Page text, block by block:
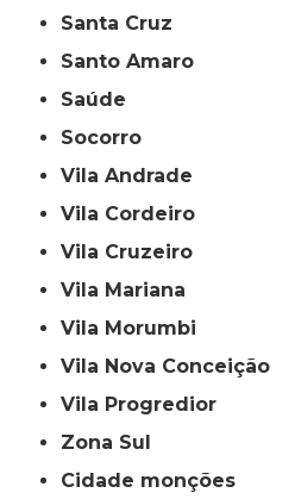
Santa Cruz
Santo Amaro
Saúde
Socorro
Vila Andrade
Vila Cordeiro
Vila Cruzeiro
Vila Mariana
Vila Morumbi
Vila Nova Conceição
Vila Progredior
Zona Sul
cidade monções